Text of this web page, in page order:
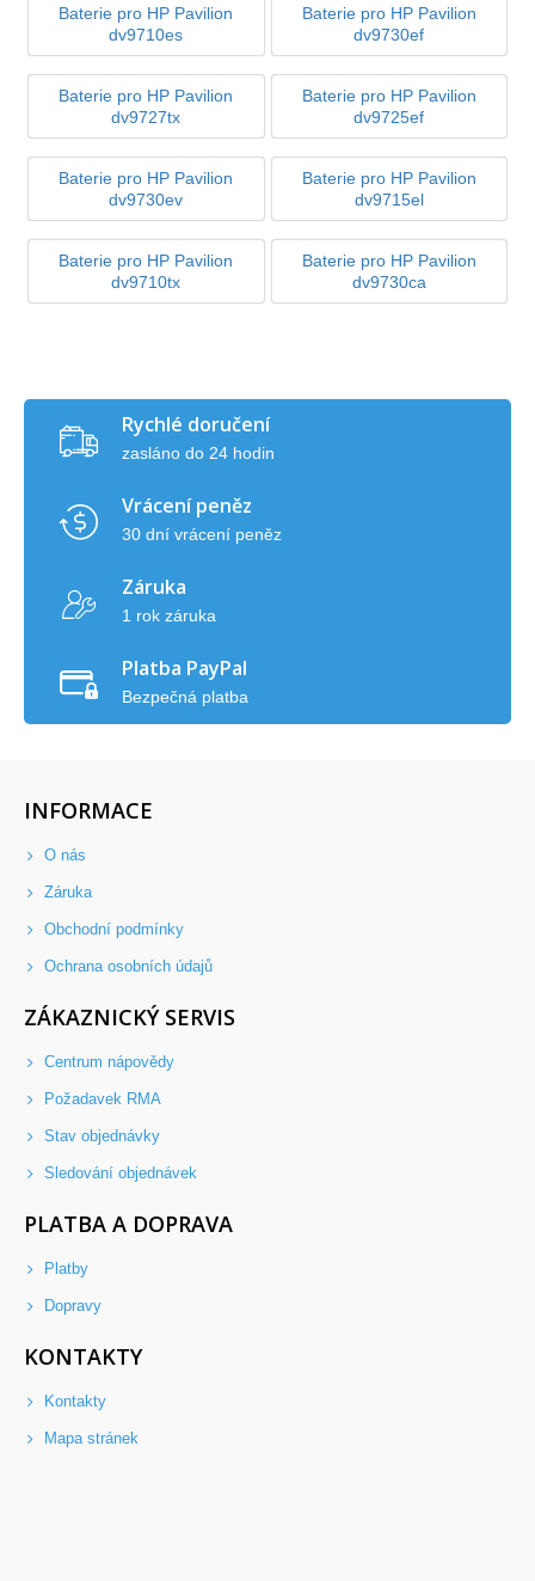
Baterie pro HP Pavilion
dv9710es
Baterie pro HP Pavilion
dv9730ef
Baterie pro HP Pavilion
dv9727tx
Baterie pro HP Pavilion
dv9725ef
Baterie pro HP Pavilion
dv9730ev
Baterie pro HP Pavilion
dv9715el
Baterie pro HP Pavilion
dv9710tx
Baterie pro HP Pavilion
dv9730ca
Rychlé doručení
zasláno do 24 hodin
Vrácení peněz
30 dní vrácení peněz
Záruka
1 rok záruka
Platba PayPal
Bezpečná platba
INFORMACE
O nás
Záruka
Obchodní podmínky
Ochrana osobních údajů
ZÁKAZNICKÝ SERVIS
Centrum nápovědy
Požadavek RMA
Stav objednávky
Sledování objednávek
PLATBA A DOPRAVA
Platby
Dopravy
KONTAKTY
Kontakty
Mapa stránek